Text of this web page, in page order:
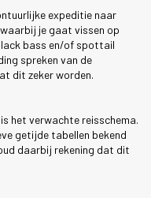
expeditie naar
je gaat vissen op
bass en/of spottail
spreken van de
dit zeker worden.
het verwachte reisschema.
getijde tabellen bekend
daarbij rekening dat dit